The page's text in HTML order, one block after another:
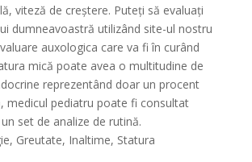
viteză de creștere. Puteți să evaluați
dumneavoastră utilizând site-ul nostru
auxologica care va fi în curând
mică poate avea o multitudine de
reprezentând doar un procent
medicul pediatru poate fi consultat
set de analize de rutină.
Greutate, Inaltime, Statura